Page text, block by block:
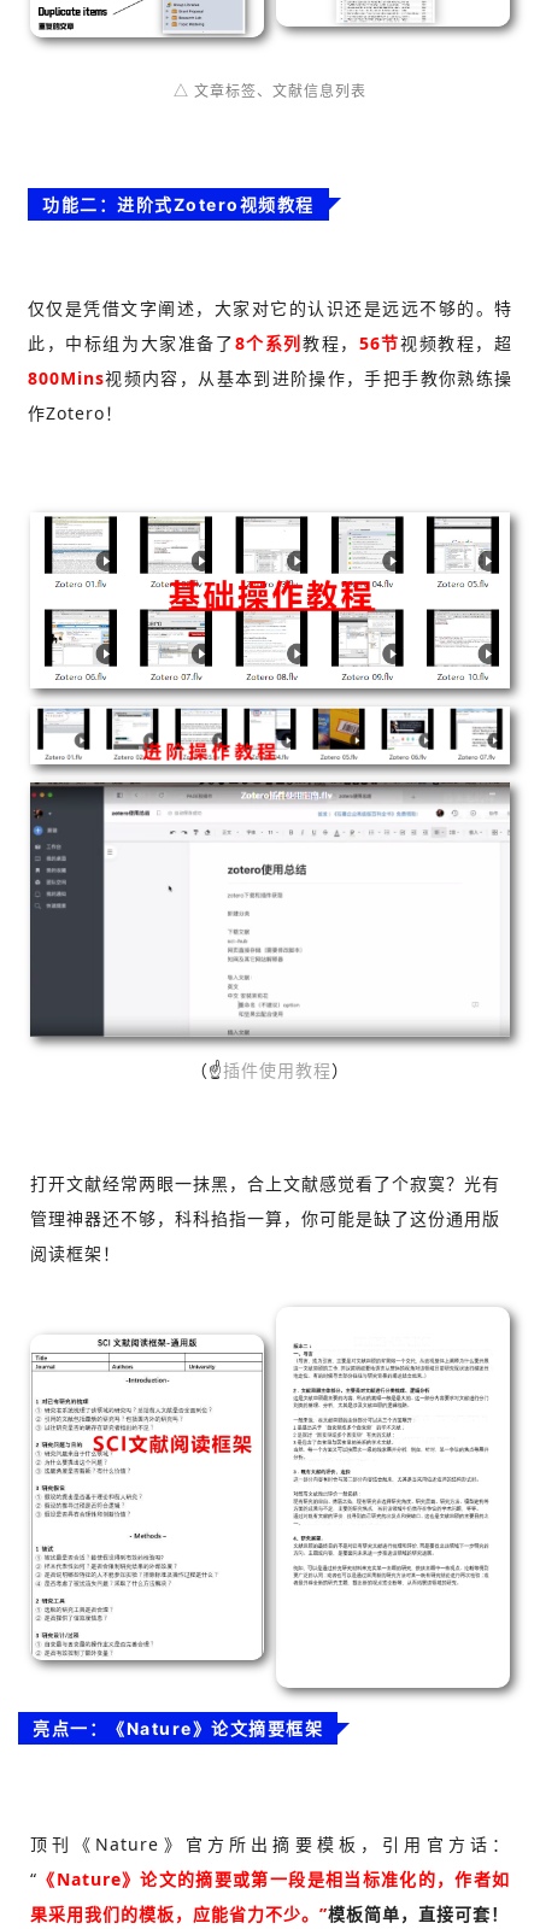
△ 文章标签、文献信息列表
功能二：进阶式Zotero视频教程
仅仅是凭借文字阐述，大家对它的认识还是远远不够的。特
此，中标组为大家准备了8个系列教程， 56节视频教程，超
800Mins视频内容，从基本到进阶操作，手把手教你熟练操
作Zotero！
（☝插件使用教程）
打开文献经常两眼一抹黑， 合上文献感觉看了个寂寞？光有
管理神器还不够， 科科掐指一算， 你可能是缺了这份通用版
阅读框架！
亮点一：《Nature》论文摘要框架
顶刊《Nature》官方所出摘要模板，引用官方话：
“ 《Nature》论文的摘要或第一段是相当标准化的，作者如
果采用我们的模板，应能省力不少。”模板简单，直接可套！